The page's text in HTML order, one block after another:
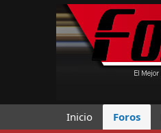
Inicio Foros